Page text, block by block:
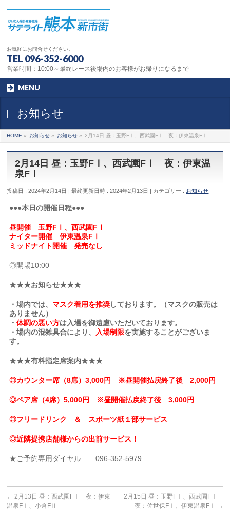
お気軽にお問合せください。
TEL 096-352-6000
営業時間：10:00～最終レース後場内のお客様がお帰りになるまで
MENU
お知らせ
HOME » お知らせ » お知らせ » 2月14日 昼：玉野FⅠ、西武園FⅠ 夜：伊東温泉FⅠ
2月14日 昼：玉野FⅠ、西武園FⅠ 夜：伊東温
泉FⅠ
投稿日 : 2024年2月14日 最終更新日時 : 2024年2月13日 カテゴリー : お知らせ
●●●本日の開催日程●●●
昼開催 玉野FⅠ、西武園FⅠ
ナイター開催 伊東温泉FⅠ
ミッドナイト開催 発売なし
◎開場10:00
★★★お知らせ★★★
・場内では、 マスク着用を推奨しております。（マスクの販売は
ありません）
・体調の悪い方は入場を御遠慮いただいております。
・場内の混雑具合により、
入場制限を実施することがございま
す。
★★★有料指定席案内★★★
◎カウンター席（8席）3,000円 ※昼開催払戻終了後 2,000円
◎ペア席（4席）5,000円 ※昼開催払戻終了後 3,000円
◎フリードリンク ＆ スポーツ紙１部サービス
◎近隣提携店舗様からの出前サービス！
★ご予約専用ダイヤル 096-352-5979
← 2月13日 昼：西武園FⅠ 夜：伊東
温泉FⅠ、小倉FⅡ
2月15日 昼：玉野FⅠ、西武園FⅠ
夜：佐世保FⅠ、伊東温泉FⅠ
→